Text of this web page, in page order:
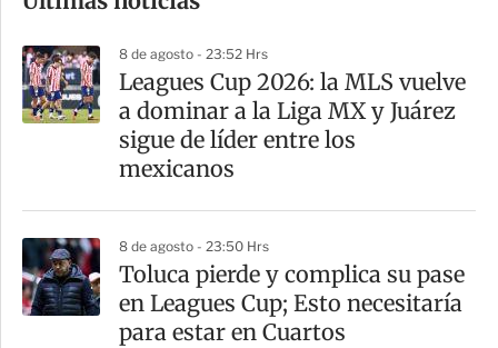
m
a
r
t
8 de agosto - 23:52 Hrs
Leagues Cup 2026: la MLS vuelve
a dominar a la Liga MX y Juárez
sigue de líder entre los
mexicanos
8 de agosto - 23:50 Hrs
Toluca pierde y complica su pase
en Leagues Cup; Esto necesitaría
para estar en Cuartos